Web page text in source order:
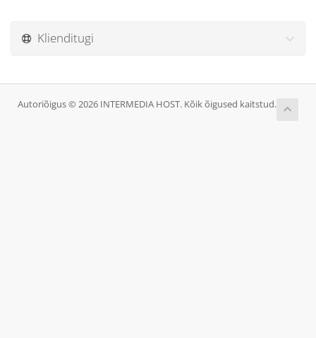
Klienditugi
Autoriõigus © 2026 INTERMEDIA HOST. Kõik õigused kaitstud.